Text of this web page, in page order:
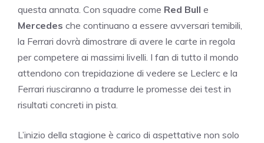
questa annata. Con squadre come Red Bull e
Mercedes che continuano a essere avversari temibili,
la Ferrari dovrà dimostrare di avere le carte in regola
per competere ai massimi livelli. I fan di tutto il mondo
attendono con trepidazione di vedere se Leclerc e la
Ferrari riusciranno a tradurre le promesse dei test in
risultati concreti in pista.
L’inizio della stagione è carico di aspettative non solo